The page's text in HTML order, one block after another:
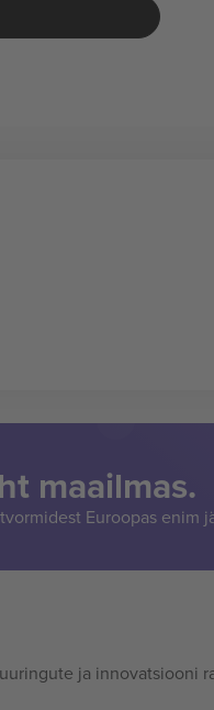
maailmas.
Euroopas enim
ja innovatsiooni